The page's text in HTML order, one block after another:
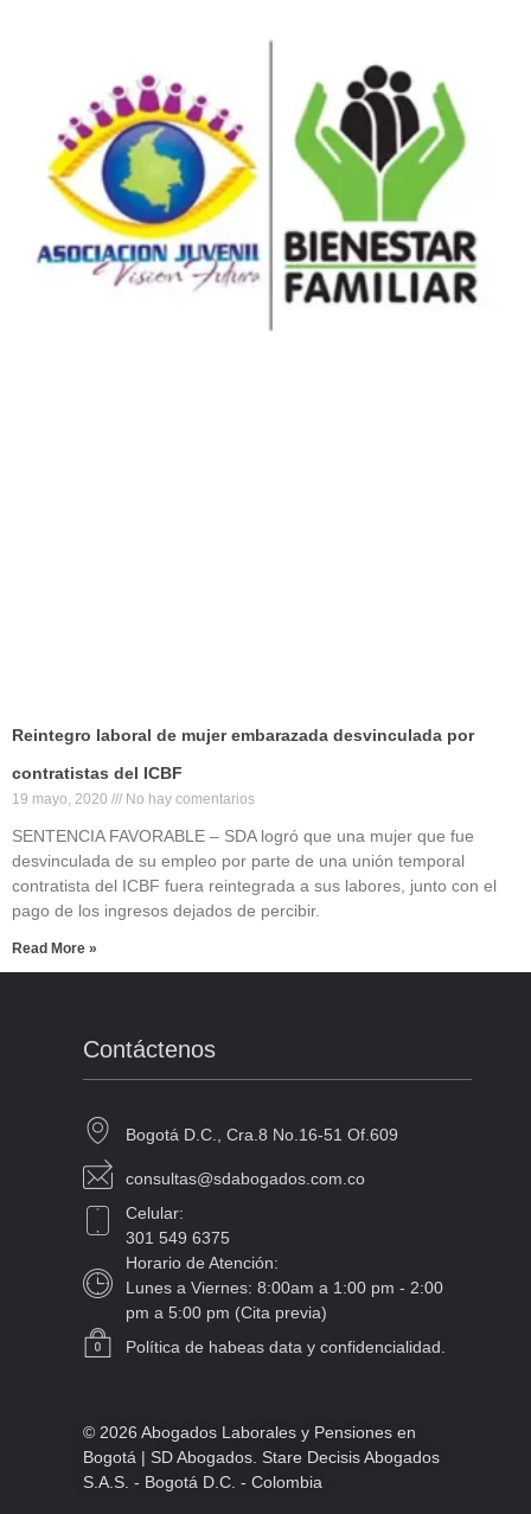
Reintegro laboral de mujer embarazada desvinculada por
contratistas del ICBF
19 mayo, 2020 No hay comentarios
SENTENCIA FAVORABLE – SDA logró que una mujer que fue
desvinculada de su empleo por parte de una unión temporal
contratista del ICBF fuera reintegrada a sus labores, junto con el
pago de los ingresos dejados de percibir.
Read More »
Contáctenos
Bogotá D.C., Cra.8 No.16-51 Of.609
consultas@sdabogados.com.co
Celular:
301 549 6375
Horario de Atención:
Lunes a Viernes: 8:00am a 1:00 pm - 2:00
pm a 5:00 pm (Cita previa)
Política de habeas data y confidencialidad.
© 2026 Abogados Laborales y Pensiones en
Bogotá | SD Abogados. Stare Decisis Abogados
S.A.S. - Bogotá D.C. - Colombia